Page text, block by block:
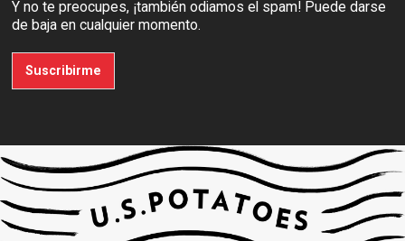
Y no te preocupes, ¡también odiamos el spam! Puede darse
de baja en cualquier momento.
Suscribirme